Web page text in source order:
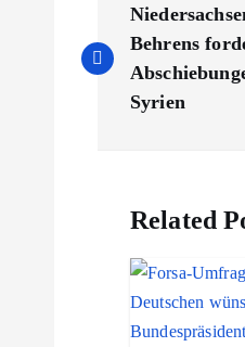
e
Behrens
Syrien
Related